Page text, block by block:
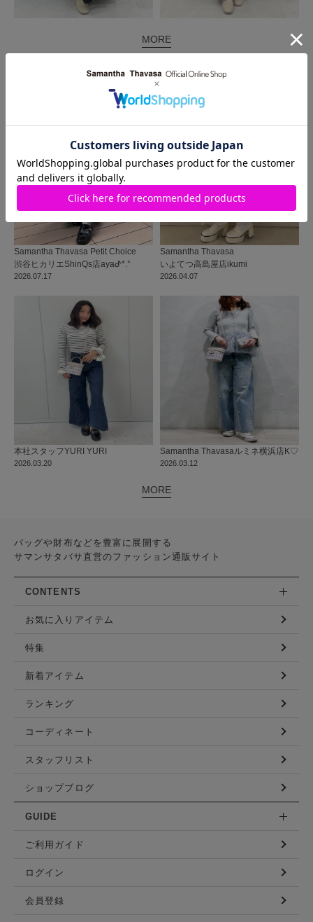
MORE
同じ商品を使った コーディネート
2026.07.17
Samantha Thavasa Petit Choice
渋谷ヒカリエShinQs店ayaᕷ*.°
2026.04.07
Samantha Thavasa
いよてつ高島屋店ikumi
2026.03.20
本社スタッフYURI YURI
2026.03.12
Samantha Thavasaルミネ横浜店K♡
MORE
バッグや財布などを豊富に展開する
サマンサタバサ直営のファッション通販サイト
CONTENTS
お気に入りアイテム
特集
新着アイテム
ランキング
コーディネート
スタッフリスト
ショップブログ
GUIDE
ご利用ガイド
ログイン
会員登録